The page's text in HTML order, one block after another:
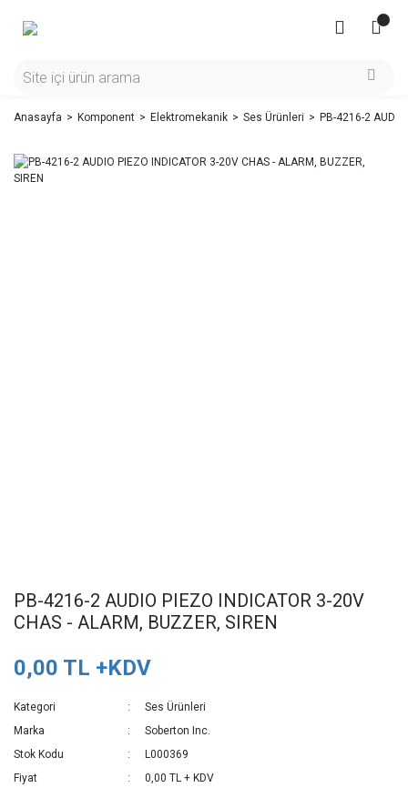
Anasayfa Komponent Elektromekanik Ses Ürünleri PB-4216-2
PB-4216-2 AUDIO PIEZO INDICATOR 3-20V
CHAS - ALARM, BUZZER, SIREN
0,00 TL +KDV
Kategori
Ses Ürünleri
Marka
Soberton Inc.
Stok Kodu
L000369
Fiyat
0,00 TL + KDV